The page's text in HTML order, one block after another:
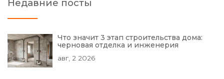
Недавние посты
Что значит 3 этап строительства дома:
черновая отделка и инженерия
авг, 2 2026